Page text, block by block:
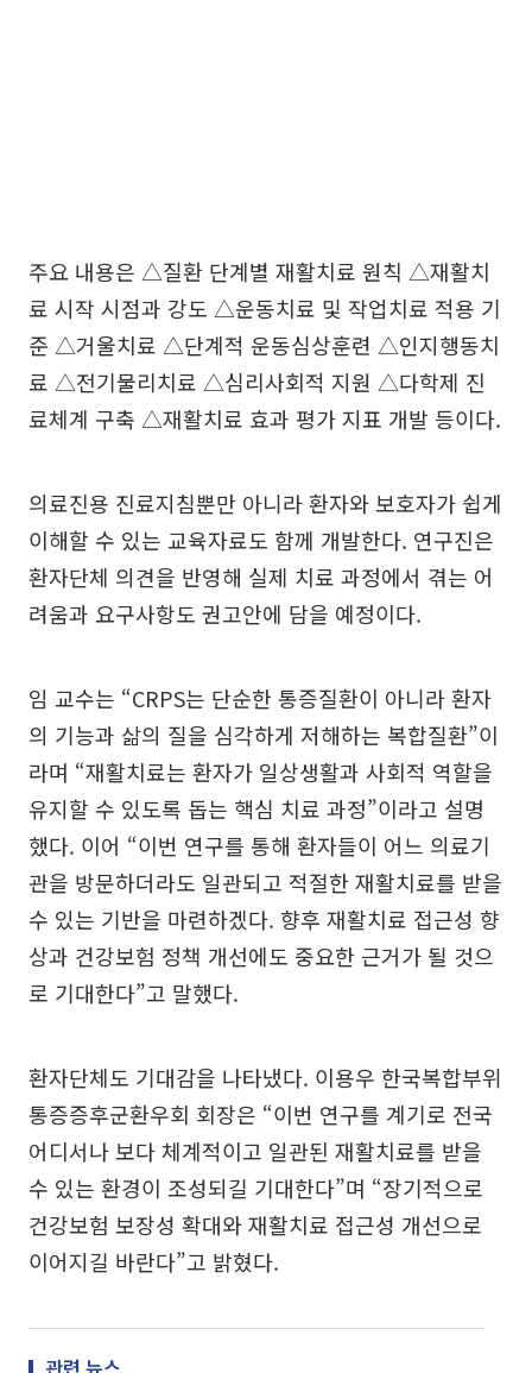
주요 내용은 △질환 단계별 재활치료 원칙 △재활치
료 시작 시점과 강도 △운동치료 및 작업치료 적용 기
준 △거울치료 △단계적 운동심상훈련 △인지행동치
료 △전기물리치료 △심리사회적 지원 △다학제 진
료체계 구축 △재활치료 효과 평가 지표 개발 등이다.
의료진용 진료지침뿐만 아니라 환자와 보호자가 쉽게
이해할 수 있는 교육자료도 함께 개발한다. 연구진은
환자단체 의견을 반영해 실제 치료 과정에서 겪는 어
려움과 요구사항도 권고안에 담을 예정이다.
임 교수는 “CRPS는 단순한 통증질환이 아니라 환자
의 기능과 삶의 질을 심각하게 저해하는 복합질환”이
라며 “재활치료는 환자가 일상생활과 사회적 역할을
유지할 수 있도록 돕는 핵심 치료 과정”이라고 설명
했다. 이어 “이번 연구를 통해 환자들이 어느 의료기
관을 방문하더라도 일관되고 적절한 재활치료를 받을
수 있는 기반을 마련하겠다. 향후 재활치료 접근성 향
상과 건강보험 정책 개선에도 중요한 근거가 될 것으
로 기대한다”고 말했다.
환자단체도 기대감을 나타냈다. 이용우 한국복합부위
통증증후군환우회 회장은 “이번 연구를 계기로 전국
어디서나 보다 체계적이고 일관된 재활치료를 받을
수 있는 환경이 조성되길 기대한다”며 “장기적으로
건강보험 보장성 확대와 재활치료 접근성 개선으로
이어지길 바란다”고 밝혔다.
관련 뉴스